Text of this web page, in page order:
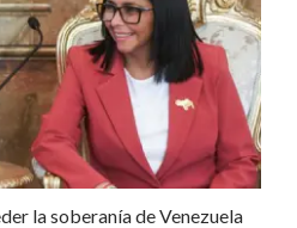
la soberanía de Venezuela